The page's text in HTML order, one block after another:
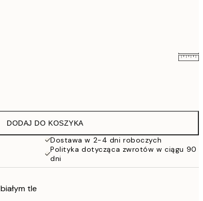
86 zł
DODAJ DO KOSZYKA
Dostawa w 2-4 dni roboczych
Polityka dotycząca zwrotów w ciągu 90
dni
tle